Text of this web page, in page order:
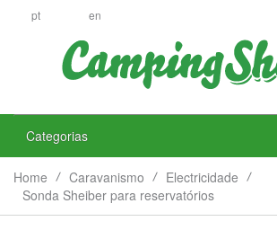
pt en
Categorias
Home Caravanismo
Electricidade
Sonda Sheiber para reservatórios